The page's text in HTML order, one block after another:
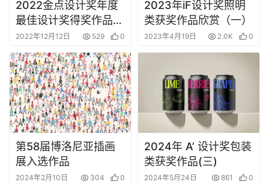
2022金点设计奖年度
最佳设计奖得奖作品赏
析
2022年12月12日 529 0
2023年iF设计奖照明
类获奖作品欣赏（一）
2023年4月19日 2.0K 0
第58届博洛尼亚插画
展入选作品
2024年2月10日 304 0
2024年 A’ 设计奖包装
类获奖作品(三)
2024年5月24日 861 0